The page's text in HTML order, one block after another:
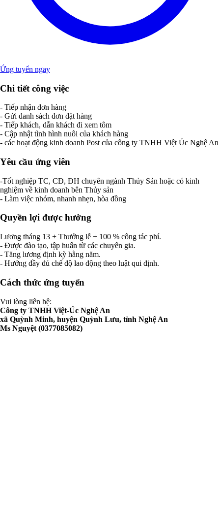
Ứng tuyển ngay
Chi tiết công việc
- Tiếp nhận đơn hàng
- Gửi danh sách đơn đặt hàng
- Tiếp khách, dẫn khách đi xem tôm
- Cập nhật tình hình nuôi của khách hàng
- các hoạt động kinh doanh Post của công ty TNHH Việt Úc Nghệ An
Yêu cầu ứng viên
-Tốt nghiệp TC, CĐ, ĐH chuyên ngành Thủy Sản hoặc có kinh
nghiệm về kinh doanh bên Thủy sản
- Làm việc nhóm, nhanh nhẹn, hòa đồng
Quyền lợi được hưởng
Lương tháng 13 + Thưởng lễ + 100 % công tác phí.
- Được đào tạo, tập huấn từ các chuyên gia.
- Tăng lương định kỳ hằng năm.
- Hưởng đầy đủ chế độ lao động theo luật qui định.
Cách thức ứng tuyển
Vui lòng liên hệ:
Công ty TNHH Việt-Úc Nghệ An
xã Quỳnh Minh, huyện Quỳnh Lưu, tỉnh Nghệ An
Ms Nguyệt (0377085082)